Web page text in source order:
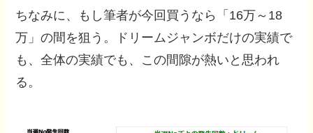
ちなみに、もし筆者が今回買うなら「16万～18
万」の間を狙う。ドリームジャンボだけの実績で
も、全体の実績でも、この間隙が熱いと思われ
る。